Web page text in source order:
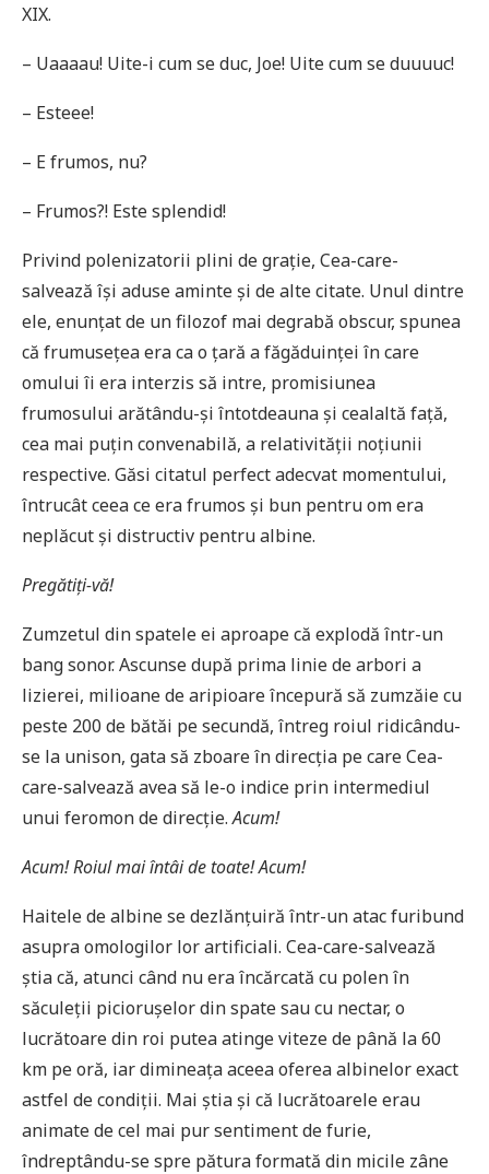
XIX.
– Uaaaau! Uite-i cum se duc, Joe! Uite cum se duuuuc!
– Esteee!
– E frumos, nu?
– Frumos?! Este splendid!
Privind polenizatorii plini de grație, Cea-care-
salvează își aduse aminte și de alte citate. Unul dintre
ele, enunțat de un filozof mai degrabă obscur, spunea
că frumusețea era ca o țară a făgăduinței în care
omului îi era interzis să intre, promisiunea
frumosului arătându-și întotdeauna și cealaltă față,
cea mai puțin convenabilă, a relativității noțiunii
respective. Găsi citatul perfect adecvat momentului,
întrucât ceea ce era frumos și bun pentru om era
neplăcut și distructiv pentru albine.
Pregătiți-vă!
Zumzetul din spatele ei aproape că explodă într-un
bang sonor. Ascunse după prima linie de arbori a
lizierei, milioane de aripioare începură să zumzăie cu
peste 200 de bătăi pe secundă, întreg roiul ridicându-
se la unison, gata să zboare în direcția pe care Cea-
care-salvează avea să le-o indice prin intermediul
unui feromon de direcție.Acum!
Acum! Roiul mai întâi de toate! Acum!
Haitele de albine se dezlănțuiră într-un atac furibund
asupra omologilor lor artificiali. Cea-care-salvează
știa că, atunci când nu era încărcată cu polen în
săculeţii piciorușelor din spate sau cu nectar, o
lucrătoare din roi putea atinge viteze de până la 60
km pe oră, iar dimineața aceea oferea albinelor exact
astfel de condiții. Mai ştia şi că lucrătoarele erau
animate de cel mai pur sentiment de furie,
îndreptându-se spre pătura formată din micile zâne